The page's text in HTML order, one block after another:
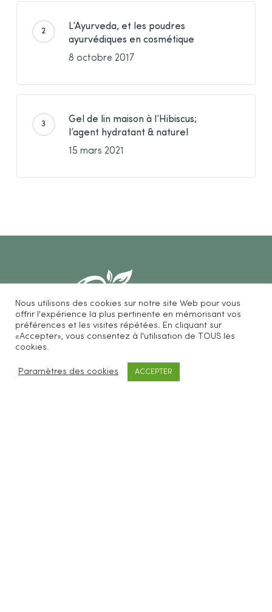
L’Ayurveda, et les poudres
ayurvédiques en cosmétique
8 octobre 2017
Gel de lin maison à l’Hibiscus;
l’agent hydratant & naturel
15 mars 2021
Be Loves Nature vous propose des accessoires
Nous utilisons des cookies sur notre site Web pour vous
offrir l'expérience la plus pertinente en mémorisant vos
préférences et les visites répétées. En cliquant sur
«Accepter», vous consentez à l'utilisation de TOUS les
cookies.
Paramètres des cookies ACCEPTER